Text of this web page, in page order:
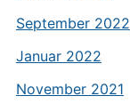
September 2022
Januar 2022
November 2021